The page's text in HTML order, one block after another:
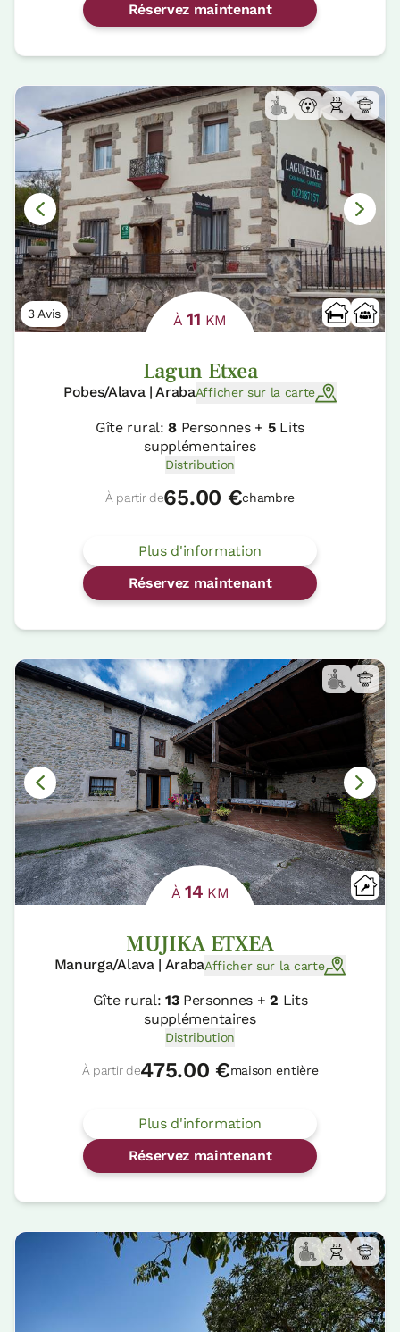
Réservez maintenant
3 Avis À11 KM
Lagun Etxea
Pobes/Alava | ArabaAfficher sur la carte
Gîte rural:8Personnes + 5Lits
supplémentaires
Distribution
À partir de65.00 €chambre
Plus d'information
Réservez maintenant
À 14 KM
MUJIKA ETXEA
Manurga/Alava | ArabaAfficher sur la carte
Gîte rural: 13Personnes +2 Lits
supplémentaires
Distribution
À partir de475.00 €maison entière
Plus d'information
Réservez maintenant